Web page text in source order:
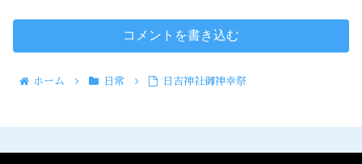
コメントを書き込む
ホーム 日常 日吉神社御神幸祭